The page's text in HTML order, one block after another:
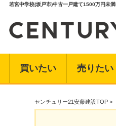
若宮中学校(坂戸市)中古一戸建て1500万円未満
買いたい 売りたい
センチュリー21安藤建設TOP >